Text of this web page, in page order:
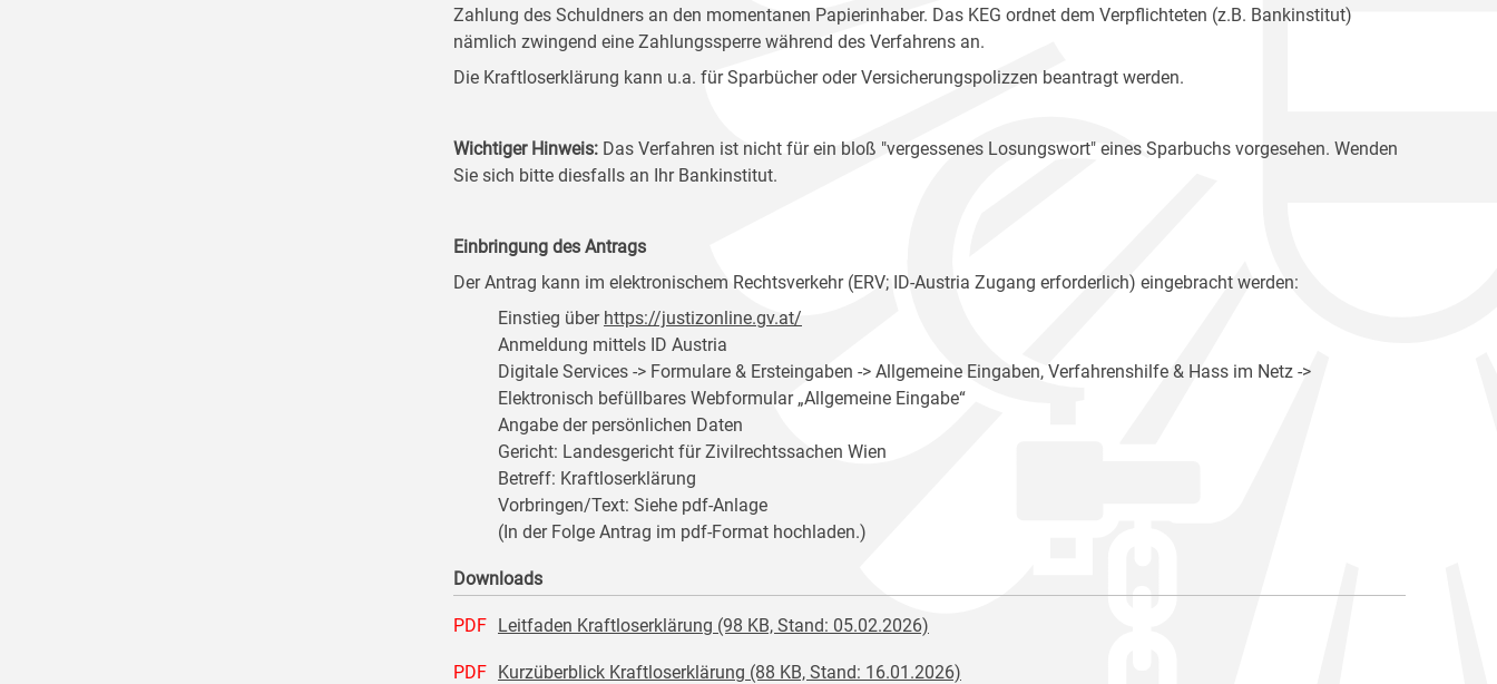
Zahlung des Schuldners an den momentanen Papierinhaber. Das KEG ordnet dem Verpflichteten (z.B. Bankinstitut)
nämlich zwingend eine Zahlungssperre während des Verfahrens an.
Die Kraftloserklärung kann u.a. für Sparbücher oder Versicherungspolizzen beantragt werden.
Wichtiger Hinweis: Das Verfahren ist nicht für ein bloß "vergessenes Losungswort" eines Sparbuchs vorgesehen. Wenden
Sie sich bitte diesfalls an Ihr Bankinstitut.
Einbringung des Antrags
Der Antrag kann im elektronischem Rechtsverkehr (ERV; ID-Austria Zugang erforderlich) eingebracht werden:
Einstieg über https://justizonline.gv.at/
Anmeldung mittels ID Austria
Digitale Services -> Formulare & Ersteingaben -> Allgemeine Eingaben, Verfahrenshilfe & Hass im Netz ->
Elektronisch befüllbares Webformular „Allgemeine Eingabe“
Angabe der persönlichen Daten
Gericht: Landesgericht für Zivilrechtssachen Wien
Betreff: Kraftloserklärung
Vorbringen/Text: Siehe pdf-Anlage
(In der Folge Antrag im pdf-Format hochladen.)
Downloads
PDF Leitfaden Kraftloserklärung (98 KB, Stand: 05.02.2026)
PDF Kurzüberblick Kraftloserklärung (88 KB, Stand: 16.01.2026)